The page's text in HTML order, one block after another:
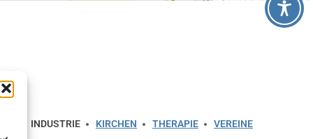
INDUSTRIE KIRCHEN THERAPIE VEREINE